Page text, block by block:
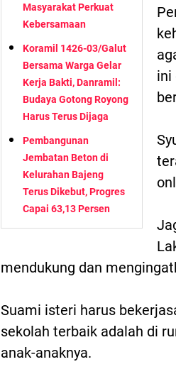
Masyarakat Perkuat
Kebersamaan
Koramil 1426-03/Galut
Bersama Warga Gelar
Kerja Bakti, Danramil:
Budaya Gotong Royong
Harus Terus Dijaga
Pembangunan
Jembatan Beton di
Kelurahan Bajeng
Terus Dikebut, Progres
Capai 63,13 Persen
ini
mendukung dan
Suami isteri harus
sekolah terbaik adalah di
anak-anaknya.